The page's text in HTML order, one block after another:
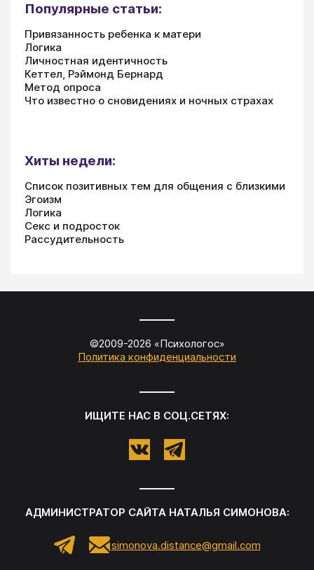
Популярные статьи:
Привязанность ребенка к матери
Логика
Личностная идентичность
Кеттел, Рэймонд Бернард
Метод опроса
Что известно о сновидениях и ночных страхах
Хиты недели:
Список позитивных тем для общения с близкими
Эгоизм
Логика
Секс и подросток
Рассудительность
©2009-2026 «Психологос»
Политика конфиденциальности
ИЩИТЕ НАС В СОЦ.СЕТЯХ:
АДМИНИСТРАТОР САЙТА НАТАЛЬЯ СИМОНОВА:
simonova.distance@gmail.com